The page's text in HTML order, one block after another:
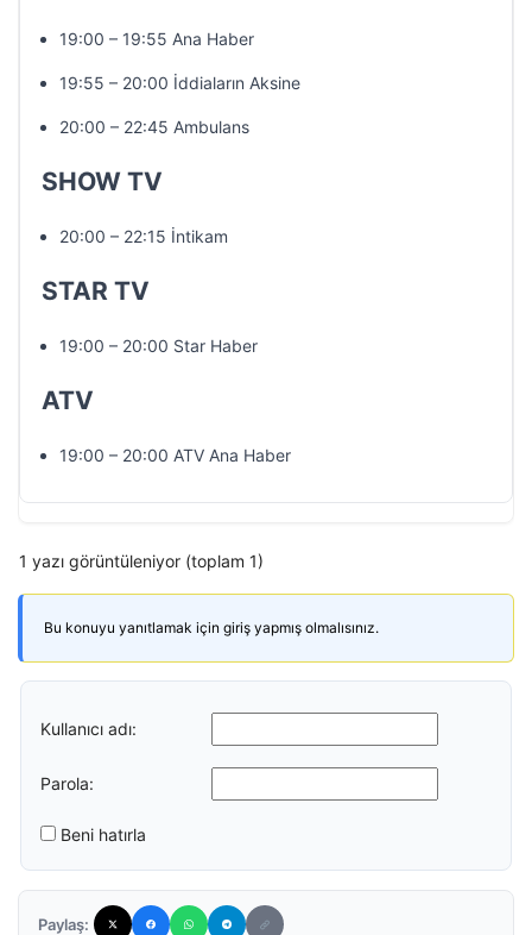
19:00 – 19:55 Ana Haber
19:55 – 20:00 İddiaların Aksine
20:00 – 22:45 Ambulans
SHOW TV
20:00 – 22:15 İntikam
STAR TV
19:00 – 20:00 Star Haber
ATV
19:00 – 20:00 ATV Ana Haber
1 yazı görüntüleniyor (toplam 1)
Bu konuyu yanıtlamak için giriş yapmış olmalısınız.
Kullanıcı adı:
Parola:
Beni hatırla
Paylaş: